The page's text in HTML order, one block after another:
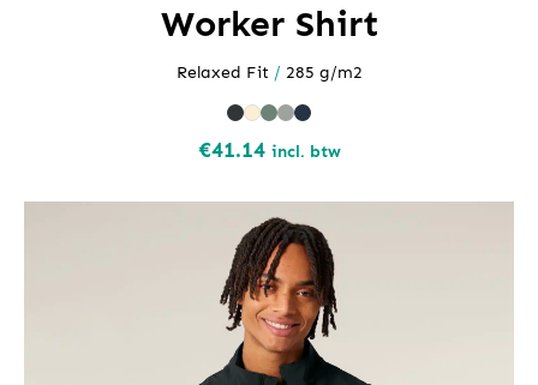
Worker Shirt
Relaxed Fit / 285 g/m2
€41.14 incl. btw